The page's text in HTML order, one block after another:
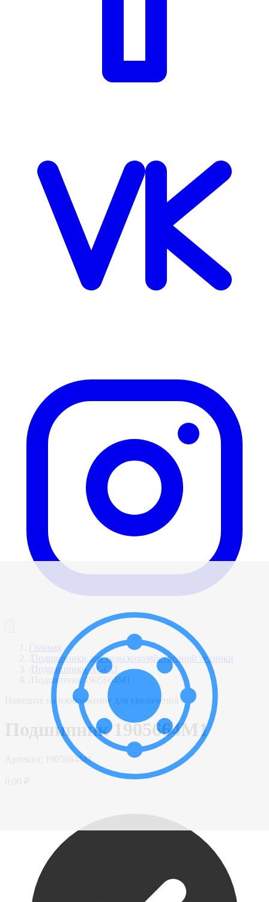
Главная
Подшипники для сельскохозяйственной техники
Подшипники AGCO
Подшипник 1905664M1
Наведите на изображение для увеличения
Подшипник 1905664M1
1905664M1